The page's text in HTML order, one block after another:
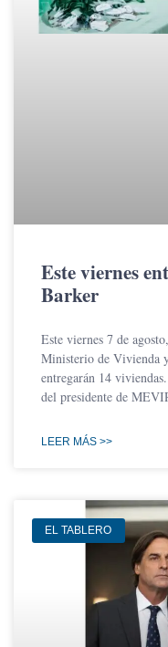
Este viernes
Barker
Este viernes 7 de
Ministerio de Vivienda
entregarán 14
del presidente de
LEER MÁS >>
EL TABLERO